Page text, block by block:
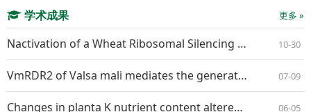
学术成果 更多 »
Nactivation of a Wheat Ribosomal Silencing Factor Gene TaRsfS Confers Resistance to Both Powdery Mildew and Stripe Rust 10-30
VmRDR2 of Valsa mali mediates the generation of VmR2-siR1 that suppresses apple resistance by RNA interference 07-09
Changes in planta K nutrient content altered the interaction pattern between Nicotiana benthamiana and Alternaria longipes 06-05